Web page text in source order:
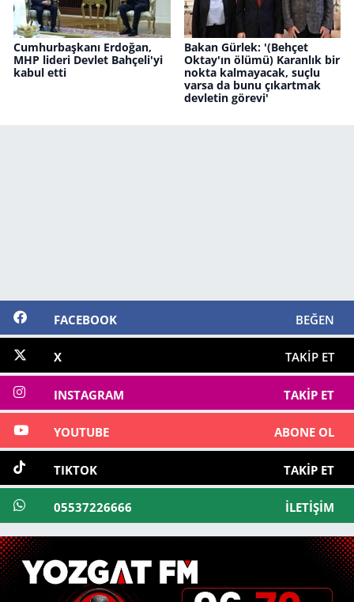
Cumhurbaşkanı Erdoğan,
MHP lideri Devlet Bahçeli'yi
kabul etti
Bakan Gürlek: '(Behçet
Oktay'ın ölümü) Karanlık bir
nokta kalmayacak, suçlu
varsa da bunu çıkartmak
devletin görevi'
FACEBOOK BEĞEN
X TAKIP ET
INSTAGRAM TAKIP ET
YOUTUBE ABONE OL
TIKTOK TAKIP ET
05537226666 İLETIŞIM